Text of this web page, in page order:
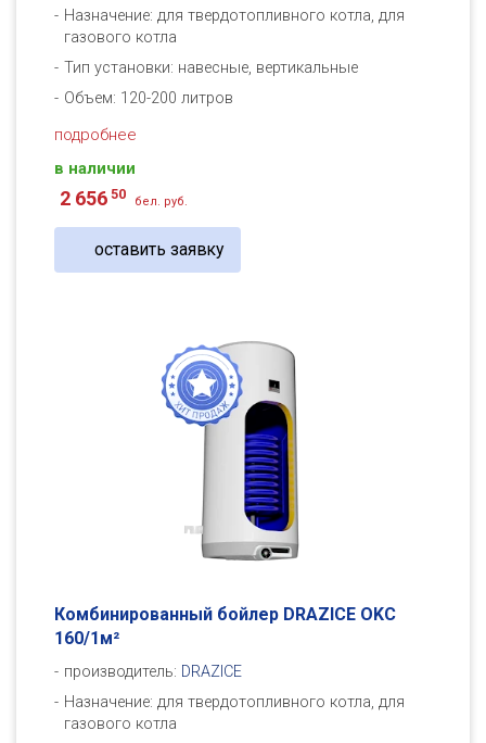
Назначение: для твердотопливного котла, для
газового котла
Тип установки: навесные, вертикальные
Объем: 120-200 литров
подробнее
в наличии
2 656 50 бел. руб.
оставить заявку
Комбинированный бойлер DRAZICE OKC
160/1м²
производитель: DRAZICE
Назначение: для твердотопливного котла, для
газового котла